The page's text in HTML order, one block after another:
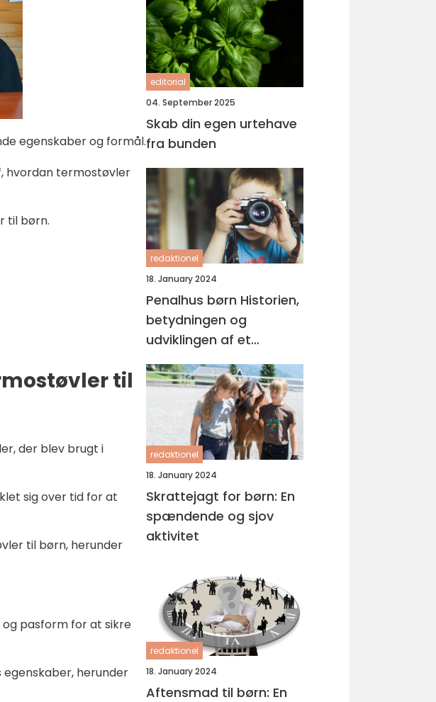
egenskaber og formål.
hvordan termostøvler
til børn.
til
der blev brugt i
sig over tid for at
til børn, herunder
pasform for at sikre
herunder
editorial
04. September 2025
Skab din egen urtehave
fra bunden
redaktionel
18. January 2024
Penalhus børn Historien,
betydningen og
udviklingen af et
essentielt skriveværktøj
redaktionel
18. January 2024
Skrattejagt for børn: En
spændende og sjov
aktivitet
redaktionel
18. January 2024
Aftensmad til børn: En